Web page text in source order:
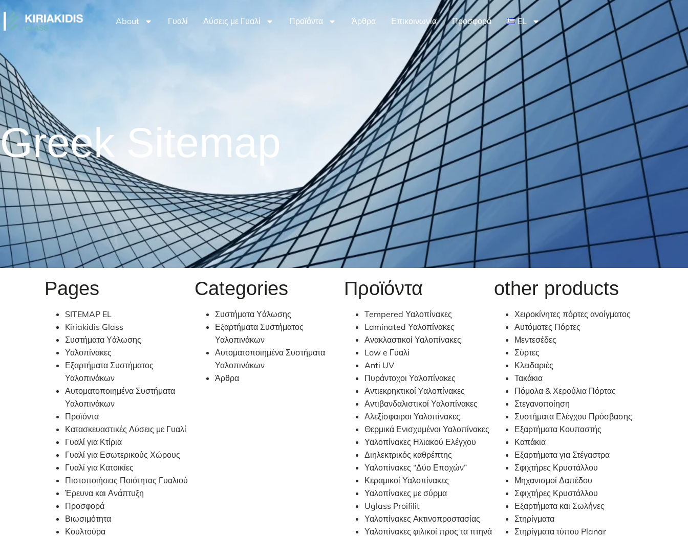
About Γυαλί Λύσεις με Γυαλί Προϊόντα Άρθρα Επικοινωνία Προσφορά EL
Greek Sitemap
Pages
SITEMAP EL
Kiriakidis Glass
Συστήματα Υάλωσης
Υαλοπίνακες
Εξαρτήματα Συστήματος
Υαλοπινάκων
Αυτοματοποιημένα Συστήματα
Υαλοπινάκων
Προϊόντα
Κατασκευαστικές Λύσεις με Γυαλί
Γυαλί για Κτίρια
Γυαλί για Εσωτερικούς Χώρους
Γυαλί για Κατοικίες
Πιστοποιήσεις Ποιότητας Γυαλιού
Έρευνα και Ανάπτυξη
Προσφορά
Βιωσιμότητα
Κουλτούρα
Categories
Συστήματα Υάλωσης
Εξαρτήματα Συστήματος
Υαλοπινάκων
Αυτοματοποιημένα Συστήματα
Υαλοπινάκων
Άρθρα
Προϊόντα
Tempered Υαλοπίνακες
Laminated Υαλοπίνακες
Ανακλαστικοί Υαλοπίνακες
Low e Γυαλί
Anti UV
Πυράντοχοι Υαλοπίνακες
Αντιεκρηκτικοί Yαλοπίνακες
Αντιβανδαλιστικοί Υαλοπίνακες
Αλεξίσφαιροι Υαλοπίνακες
Θερμικά Ενισχυμένοι Υαλοπίνακες
Υαλοπίνακες Ηλιακού Ελέγχου
Διηλεκτρικός καθρέπτης
Υαλοπίνακες “Δύο Εποχών”
Κεραμικοί Υαλοπίνακες
Υαλοπίνακες με σύρμα
Uglass Proifilit
Υαλοπίνακες Ακτινοπροστασίας
Υαλοπίνακες φιλικοί προς τα πτηνά
other products
Χειροκίνητες πόρτες ανοίγματος
Αυτόματες Πόρτες
Μεντεσέδες
Σύρτες
Κλειδαριές
Τακάκια
Πόμολα & Χερούλια Πόρτας
Στεγανοποίηση
Συστήματα Ελέγχου Πρόσβασης
Εξαρτήματα Κουπαστής
Καπάκια
Εξαρτήματα για Στέγαστρα
Σφιχτήρες Κρυστάλλου
Μηχανισμοί Δαπέδου
Σφιχτήρες Κρυστάλλου
Εξαρτήματα και Σωλήνες
Στηρίγματα
Στηρίγματα τύπου Planar